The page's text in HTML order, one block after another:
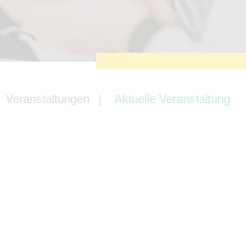
Veranstaltungen Aktuelle Veranstaltung
zu Social-Media-Angeboten von z.B.
Facebook und LinkedIn.
Diese Cookies sind erforderlich, um z.B.